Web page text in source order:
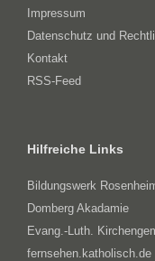
Impressum
Datenschutz und
Kontakt
RSS-Feed
Hilfreiche Links
Bildungswerk
Domberg Akadamie
Evang.-Luth.
fernsehen.katholisch.de